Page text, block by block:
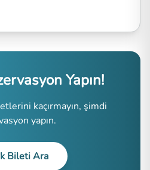
Yapın!
kaçırmayın, şimdi
yapın.
Bileti Ara